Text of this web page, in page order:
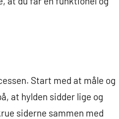
Start med at måle og
at hylden sidder lige og
siderne sammen med